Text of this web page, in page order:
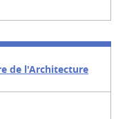
de l'Architecture